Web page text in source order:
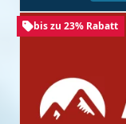
bis zu 23% Rabatt